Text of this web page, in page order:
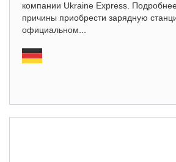
компании Ukraine Express.
причины приобрести зарядную
официальном...